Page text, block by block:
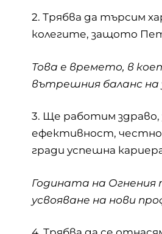
2. Трябва да търсим
колегите, защото
Това е времето, в
вътрешния баланс
3. Ще работим
ефективност,
гради успешна
Годината на Огнения
усвояване на нови